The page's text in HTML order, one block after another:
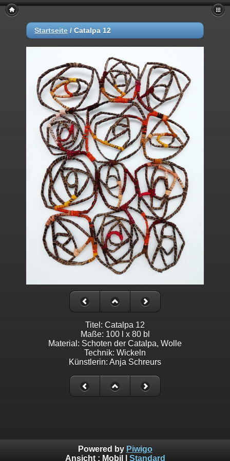
Startseite / Catalpa 12
Titel: Catalpa 12
Maße: 100 l x 80 bl
Material: Schoten der Catalpa, Wolle
Technik: Wickeln
Künstlerin: Anja Schreurs
Powered by Piwigo
Ansicht : Mobil Standard